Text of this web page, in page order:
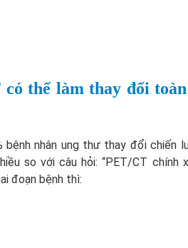
thể làm thay đổi
bệnh nhân ung thư thay đổi chiến
so với câu hỏi: “PET/CT chính
đoạn bệnh thì: